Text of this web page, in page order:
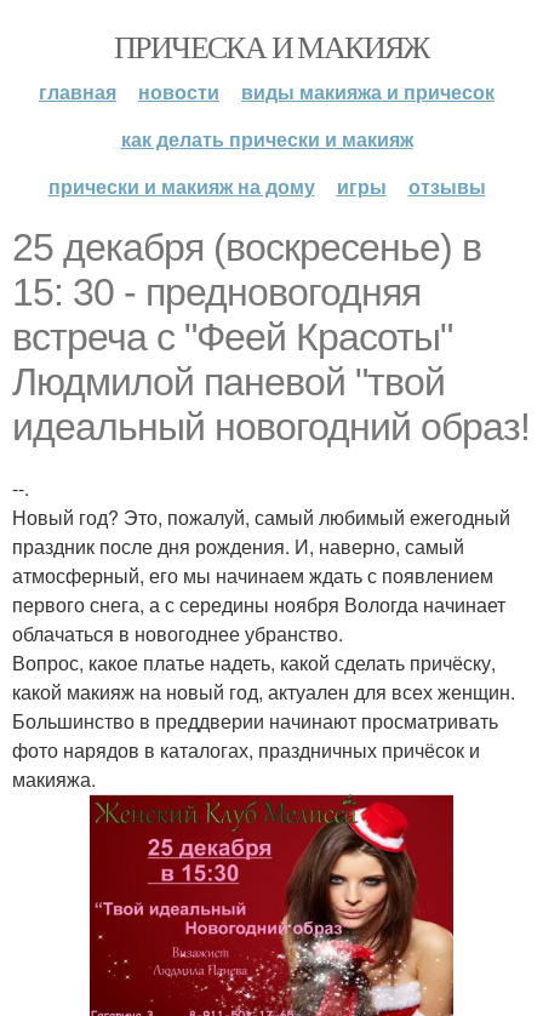
ПРИЧЕСКА И МАКИЯЖ
главная новости
виды макияжа и причесок
как делать прически и макияж
прически и макияж на дому
игры отзывы
25 декабря (воскресенье) в
15: 30 - предновогодняя
встреча с "Феей Красоты"
Людмилой паневой "твой
идеальный новогодний образ!
--.
Новый год? Это, пожалуй, самый любимый ежегодный
праздник после дня рождения. И, наверно, самый
атмосферный, его мы начинаем ждать с появлением
первого снега, а с середины ноября Вологда начинает
облачаться в новогоднее убранство.
Вопрос, какое платье надеть, какой сделать причёску,
какой макияж на новый год, актуален для всех женщин.
Большинство в преддверии начинают просматривать
фото нарядов в каталогах, праздничных причёсок и
макияжа.